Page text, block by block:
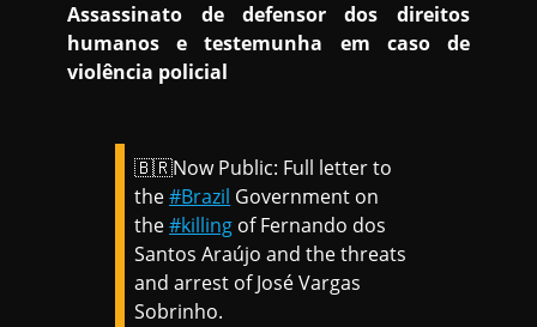
Assassinato de defensor dos direitos
humanos e testemunha em caso de
violência policial
🇧🇷Now Public: Full letter to
the#Brazil Government on
the#killing of Fernando dos
Santos Araújo and the threats
and arrest of José Vargas
Sobrinho.